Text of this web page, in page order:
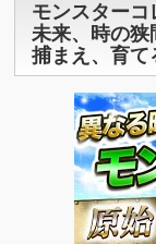
モンスターコ
未来、時の
捕まえ、育